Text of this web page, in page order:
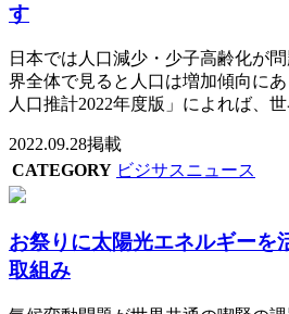
す
日本では人口減少・少子高齢化が
界全体で見ると人口は増加傾向に
人口推計2022年度版」によれば、
2022.09.28掲載
CATEGORY ビジサスニュース
お祭りに太陽光エネルギーを
取組み